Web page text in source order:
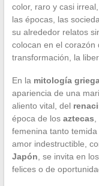
color, raro y casi
las épocas, las
su alrededor relatos
colocan en el corazón
transformación, la
En la mitología
apariencia de una
aliento vital, del
época de los aztecas
femenina tanto
amor indestructible,
Japón , se invita en
felices o de